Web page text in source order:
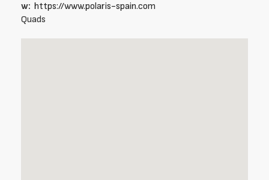
w: https://www.polaris-spain.com
Quads